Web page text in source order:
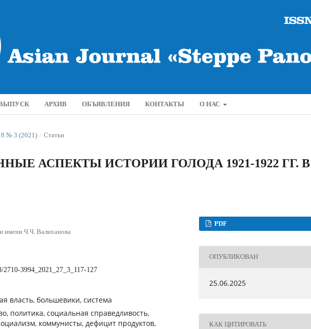
АРХИВ ОБЪЯВЛЕНИЯ КОНТАКТЫ О НАС
№ 3 (2021) / Статьи
АСПЕКТЫ ИСТОРИИ ГОЛОДА 1921-1922 ГГ. В
имени Ч.Ч. Валиханова
3994_2021_27_3_117-127
власть, большевики, система
политика, социальная справедливость,
коммунисты, дефицит продуктов,
PDF
ОПУБЛИКОВАН
25.06.2025
КАК ЦИТИРОВАТЬ